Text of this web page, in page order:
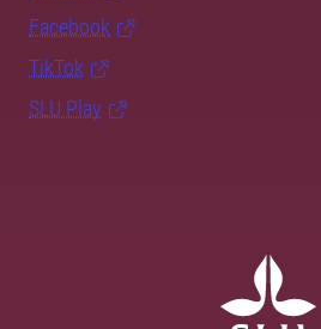
Facebook
TikTok
SLU Play